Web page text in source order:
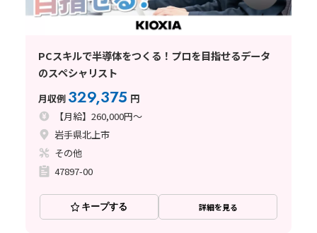
PCスキルで半導体をつくる！プロを目指せるデータ
のスペシャリスト
月収例 329,375 円
【月給】260,000円～
岩手県北上市
その他
47897-00
キープする 詳細を見る